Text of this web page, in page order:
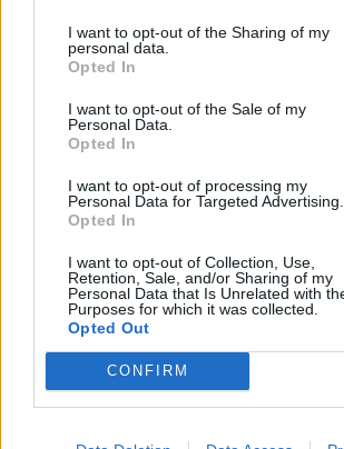
I want to opt-out of the Sharing of my
personal data.
Opted In
I want to opt-out of the Sale of my
Personal Data.
Opted In
I want to opt-out of processing my
Personal Data for Targeted Advertising.
Opted In
I want to opt-out of Collection, Use,
Retention, Sale, and/or Sharing of my
Personal Data that Is Unrelated with
Purposes for which it was collected.
Opted Out
CONFIRM
Elyna Robbs: Adéle és
13. rész
Woody Allen megosztó
A világ legismertebb ruhái